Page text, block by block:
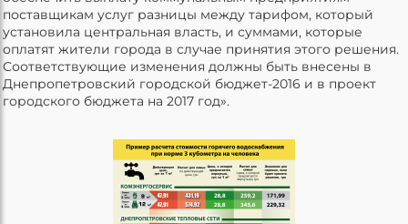
поставщикам услуг разницы между тарифом, который
установила центральная власть, и суммами, которые
оплатят жители города в случае принятия этого решения.
Соответствующие изменения должны быть внесены в
Днепропетровский городской бюджет-2016 и в проект
городского бюджета на 2017 год».